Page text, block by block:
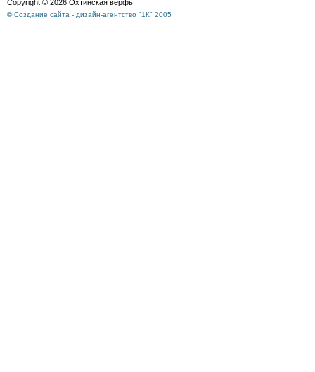
Copyright © 2026 Охтинская верфь
© Создание сайта - дизайн-агентство "1К" 2005